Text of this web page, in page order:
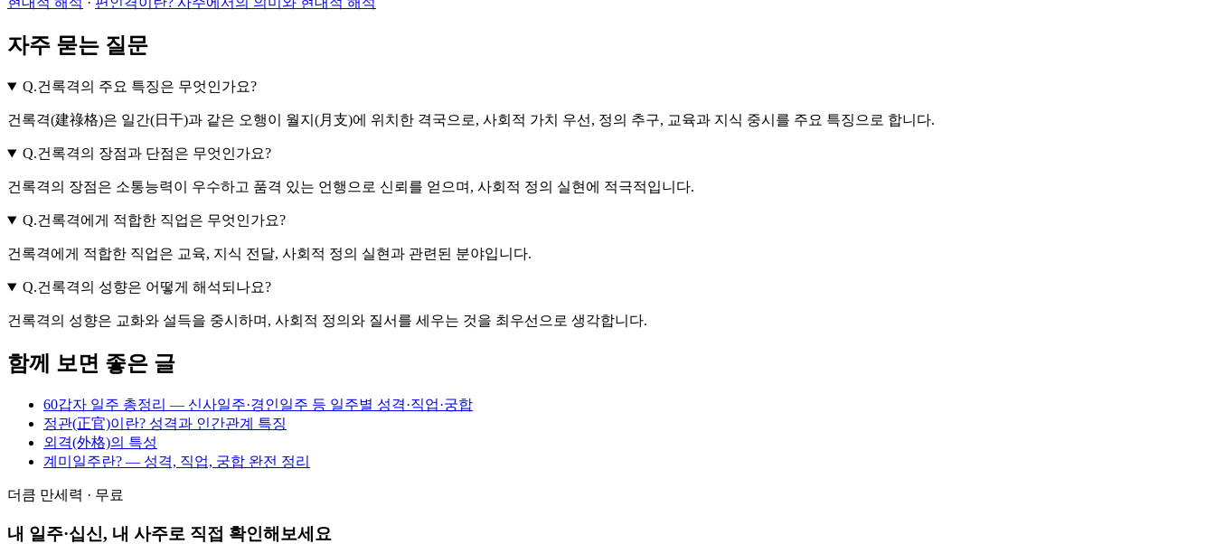
자주 묻는 질문
Q.건록격의 주요 특징은 무엇인가요?
건록격(建祿格)은 일간(日干)과 같은 오행이 월지(月支)에 위치한 격국으로, 사회적 가치 우선, 정의 추구, 교육과 지식 중시를 주요 특징으로 합니다.
Q.건록격의 장점과 단점은 무엇인가요?
건록격의 장점은 소통능력이 우수하고 품격 있는 언행으로 신뢰를 얻으며, 사회적 정의 실현에 적극적입니다.
Q.건록격에게 적합한 직업은 무엇인가요?
건록격에게 적합한 직업은 교육, 지식 전달, 사회적 정의 실현과 관련된 분야입니다.
Q.건록격의 성향은 어떻게 해석되나요?
건록격의 성향은 교화와 설득을 중시하며, 사회적 정의와 질서를 세우는 것을 최우선으로 생각합니다.
함께 보면 좋은 글
60갑자 일주 총정리 — 신사일주·경인일주 등 일주별 성격·직업·궁합
정관(正官)이란? 성격과 인간관계 특징
외격(外格)의 특성
계미일주란? — 성격, 직업, 궁합 완전 정리
더큼 만세력 · 무료
내 일주·십신, 내 사주로 직접 확인해보세요